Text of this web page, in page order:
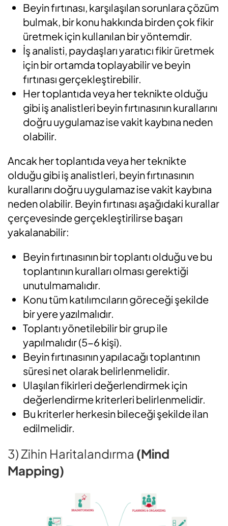
Beyin fırtınası, karşılaşılan sorunlara çözüm
bulmak, bir konu hakkında birden çok fikir
üretmek için kullanılan bir yöntemdir.
İş analisti, paydaşları yaratıcı fikir üretmek
için bir ortamda toplayabilir ve beyin
fırtınası gerçekleştirebilir.
Her toplantıda veya her teknikte olduğu
gibi iş analistleri beyin fırtınasının kurallarını
doğru uygulamaz ise vakit kaybına neden
olabilir.
Ancak her toplantıda veya her teknikte
olduğu gibi iş analistleri, beyin fırtınasının
kurallarını doğru uygulamaz ise vakit kaybına
neden olabilir. Beyin fırtınası aşağıdaki kurallar
çerçevesinde gerçekleştirilirse başarı
yakalanabilir:
Beyin fırtınasının bir toplantı olduğu ve bu
toplantının kuralları olması gerektiği
unutulmamalıdır.
Konu tüm katılımcıların göreceği şekilde
bir yere yazılmalıdır.
Toplantı yönetilebilir bir grup ile
yapılmalıdır (5-6 kişi).
Beyin fırtınasının yapılacağı toplantının
süresi net olarak belirlenmelidir.
Ulaşılan fikirleri değerlendirmek için
değerlendirme kriterleri belirlenmelidir.
Bu kriterler herkesin bileceği şekilde ilan
edilmelidir.
3) Zihin Haritalandırma (Mind
Mapping)